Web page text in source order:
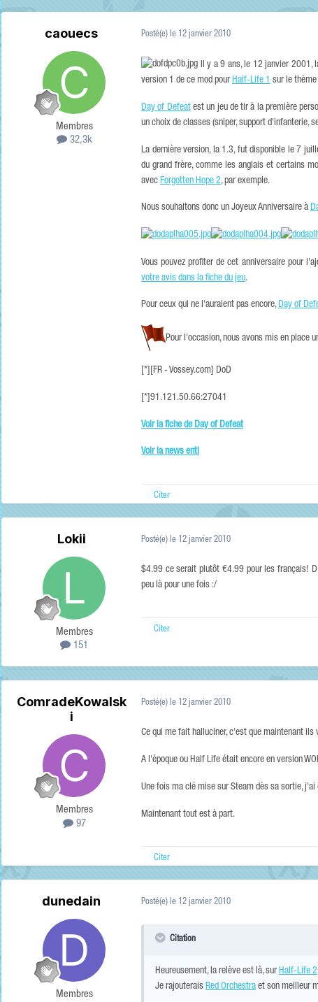
caouecs
Membres
32,3k
Posté(e) le 12 janvier 2010
Il y a 9 ans, le 12 janvier 2001,
version 1 de ce mod pour Half-Life 1 sur le thème
Day of Defeatest un jeu de tir à la première
un choix de classes (sniper, support d'infanterie,
La dernière version, la 1.3, fut disponible le 7
du grand frère, comme les anglais et certains
avec Forgotten Hope 2, par exemple.
Nous souhaitons donc un Joyeux Anniversaire à
Vous pouvez profiter de cet anniversaire pour
votre avis dans la fiche du jeu.
Pour ceux qui ne l'auraient pas encore, Day of
Pour l'occasion, nous avons mis en place
[*][FR - Vossey.com] DoD
[*]91.121.50.66:27041
Voir la fiche de Day of Defeat
Voir la news enti
Citer
Lokii
Membres
151
Posté(e) le 12 janvier 2010
$4.99 ce serait plutôt €4.99 pour les français!
peu là pour une fois :/
Citer
ComradeKowalsk
i
Membres
97
Posté(e) le 12 janvier 2010
Ce qui me fait halluciner, c'est que maintenant ils
A l'époque ou Half Life était encore en version
Une fois ma clé mise sur Steam dès sa sortie,
Maintenant tout est à part.
Citer
dunedain
Membres
Posté(e) le 12 janvier 2010
Citation
Heureusement, la relève est là, sur Half-Life 2
Je rajouterais Red Orchestra et son meilleur